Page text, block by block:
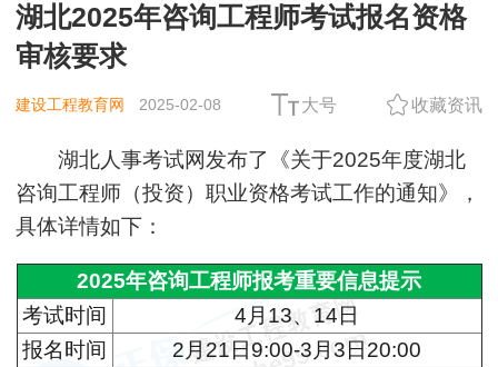
湖北2025年咨询工程师考试报名资格
审核要求
建设工程教育网 2025-02-08 大号 收藏资讯
湖北人事考试网发布了《关于2025年度湖北
咨询工程师（投资）职业资格考试工作的通知》，
具体详情如下：
2025年咨询工程师报考重要信息提示
考试时间
4月13、14日
报名时间
2月21日9:00-3月3日20:00